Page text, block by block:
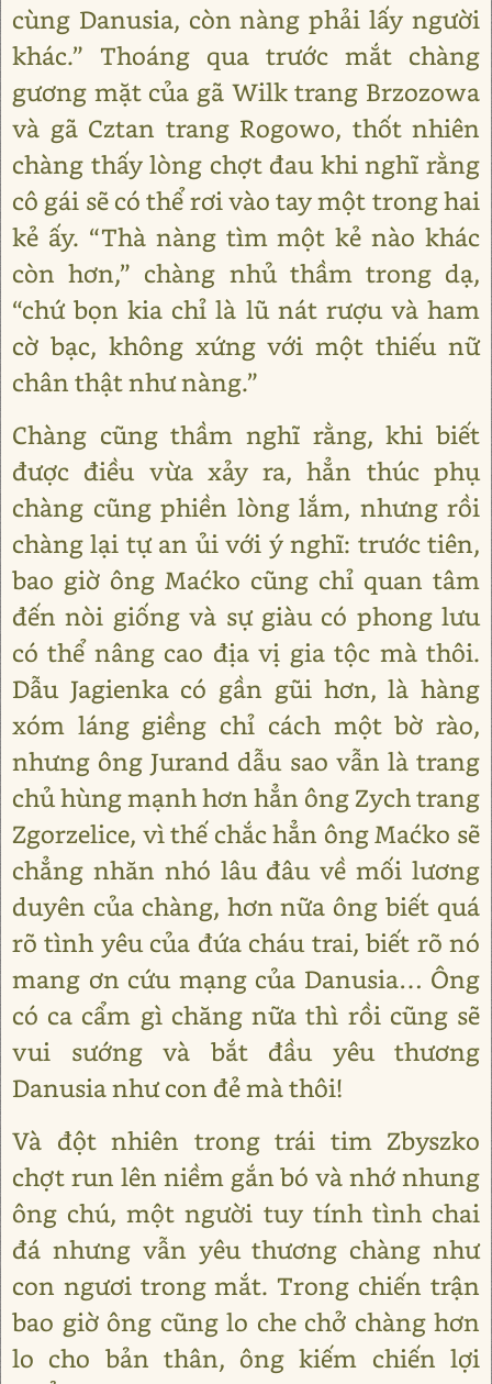
cùng Danusia, còn nàng phải lấy người
khác.” Thoáng qua trước mắt chàng
gương mặt của gã Wilk trang Brzozowa
và gã Cztan trang Rogowo, thốt nhiên
chàng thấy lòng chợt đau khi nghĩ rằng
cô gái sẽ có thể rơi vào tay một trong hai
kẻ ấy. “Thà nàng tìm một kẻ nào khác
còn hơn,” chàng nhủ thầm trong dạ,
“chứ bọn kia chỉ là lũ nát rượu và ham
cờ bạc, không xứng với một thiếu nữ
chân thật như nàng.”
Chàng cũng thầm nghĩ rằng, khi biết
được điều vừa xảy ra, hẳn thúc phụ
chàng cũng phiền lòng lắm, nhưng rồi
chàng lại tự an ủi với ý nghĩ: trước tiên,
bao giờ ông Maćko cũng chỉ quan tâm
đến nòi giống và sự giàu có phong lưu
có thể nâng cao địa vị gia tộc mà thôi.
Dẫu Jagienka có gần gũi hơn, là hàng
xóm láng giềng chỉ cách một bờ rào,
nhưng ông Jurand dẫu sao vẫn là trang
chủ hùng mạnh hơn hẳn ông Zych trang
Zgorzelice, vì thế chắc hẳn ông Maćko sẽ
chẳng nhăn nhó lâu đâu về mối lương
duyên của chàng, hơn nữa ông biết quá
rõ tình yêu của đứa cháu trai, biết rõ nó
mang ơn cứu mạng của Danusia… Ông
có ca cẩm gì chăng nữa thì rồi cũng sẽ
vui sướng và bắt đầu yêu thương
Danusia như con đẻ mà thôi!
Và đột nhiên trong trái tim Zbyszko
chợt run lên niềm gắn bó và nhớ nhung
ông chú, một người tuy tính tình chai
đá nhưng vẫn yêu thương chàng như
con ngươi trong mắt. Trong chiến trận
bao giờ ông cũng lo che chở chàng hơn
lo cho bản thân, ông kiếm chiến lợi